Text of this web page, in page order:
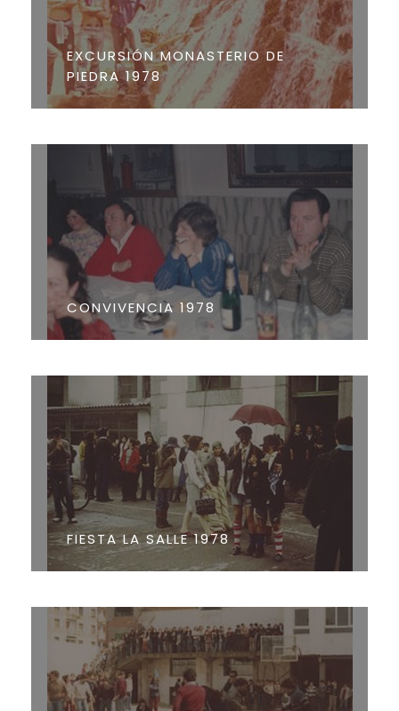
EXCURSIÓN MONASTERIO DE
PIEDRA 1978
CONVIVENCIA 1978
FIESTA LA SALLE 1978